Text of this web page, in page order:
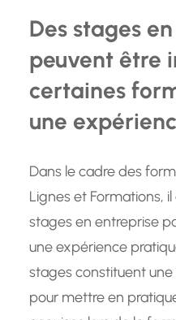
Des stages
peuvent être
certaines
une
Dans le cadre des
Lignes et Formations,
stages en entreprise
une expérience
stages constituent
pour mettre en